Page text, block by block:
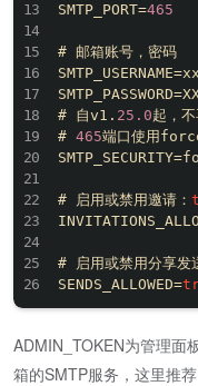
SMTP_PORT=465
# 邮箱账号，密码
# 自v1. 25.0起，
# 465端口使用
# 启用或禁用邀请：
# 启用或禁用分享发
SENDS_ALLOWED=
ADMIN_TOKEN为管理面
箱的SMTP服务，这里推